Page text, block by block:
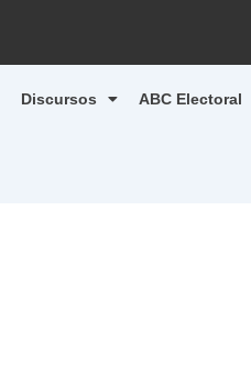
Discursos ABC Electoral